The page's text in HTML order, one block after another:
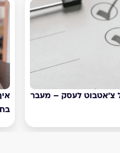
את המכירות